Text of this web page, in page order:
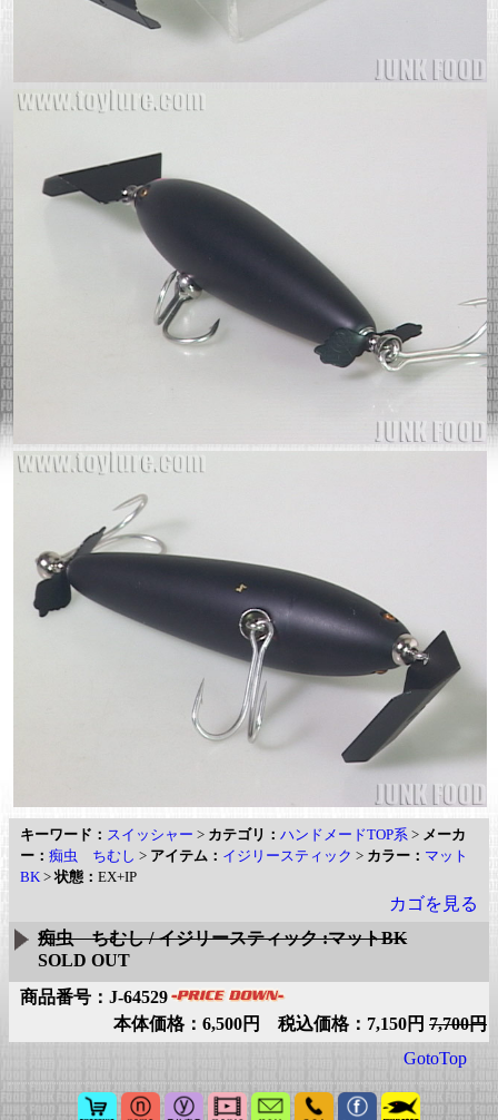
キーワード： スイッシャー > カテゴリ： ハンドメードTOP系 > メーカ
ー： 痴虫 ちむし > アイテム： イジリースティック > カラー： マット
BK >状態： EX+IP
カゴを見る
痴虫 ちむし / イジリースティック :マットBK
SOLD OUT
商品番号：J-64529
本体価格：6,500円 税込価格：7,150円 7,700円
GotoTop